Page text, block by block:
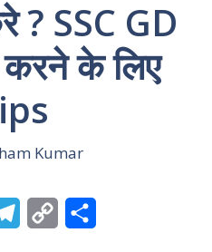
? SSC GD
के लिए
Kumar